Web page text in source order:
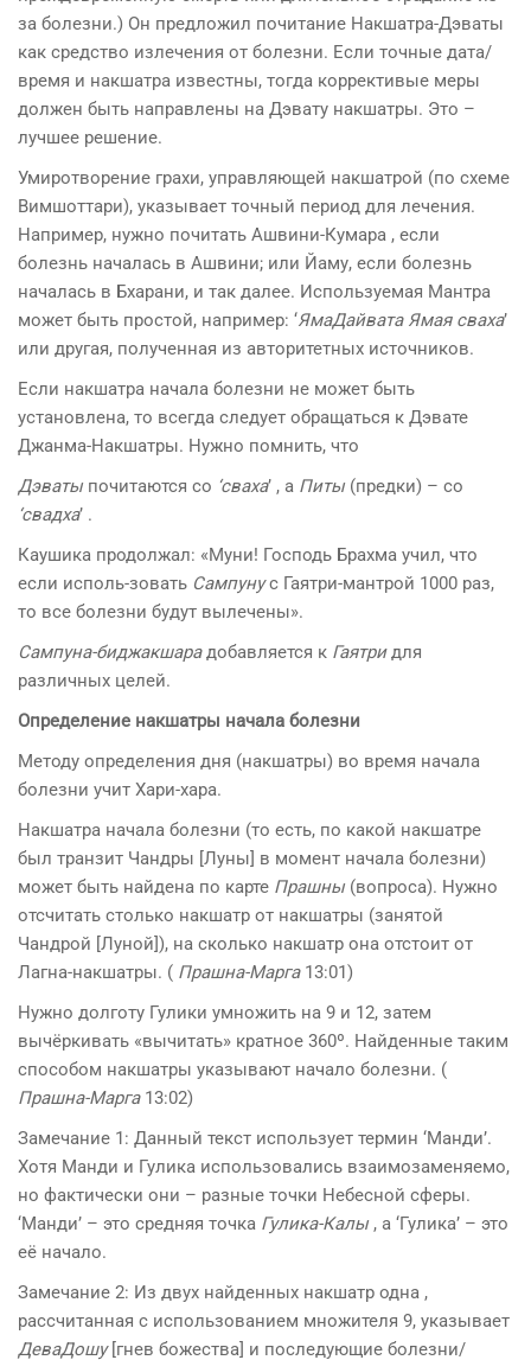
за болезни.) Он предложил почитание Накшатра-Дэваты
как средство излечения от болезни. Если точные дата/
время и накшатра известны, тогда коррективые меры
должен быть направлены на Дэвату накшатры. Это –
лучшее решение.
Умиротворение грахи, управляющей накшатрой (по схеме
Вимшоттари), указывает точный период для лечения.
Например, нужно почитать Ашвини-Кумара , если
болезнь началась в Ашвини; или Йаму, если болезнь
началась в Бхарани, и так далее. Используемая Мантра
может быть простой, например: ‘ЯмаДайвата Ямая сваха’
или другая, полученная из авторитетных источников.
Если накшатра начала болезни не может быть
установлена, то всегда следует обращаться к Дэвате
Джанма-Накшатры. Нужно помнить, что
Дэваты почитаются со ‘сваха’ , а Питы (предки) – со
‘свадха’ .
Каушика продолжал: «Муни! Господь Брахма учил, что
если исполь-зовать Сампунус Гаятри-мантрой 1000 раз,
то все болезни будут вылечены».
Сампуна-биджакшарадобавляется к Гаятридля
различных целей.
Определение накшатры начала болезни
Методу определения дня (накшатры) во время начала
болезни учит Хари-хара.
Накшатра начала болезни (то есть, по какой накшатре
был транзит Чандры [Луны] в момент начала болезни)
может быть найдена по карте Прашны (вопроса). Нужно
отсчитать столько накшатр от накшатры (занятой
Чандрой [Луной]), на сколько накшатр она отстоит от
Лагна-накшатры. ( Прашна-Марга13:01)
Нужно долготу Гулики умножить на 9 и 12, затем
вычёркивать «вычитать» кратное 360º. Найденные таким
способом накшатры указывают начало болезни. (
Прашна-Марга13:02)
Замечание 1: Данный текст использует термин ‘Манди’.
Хотя Манди и Гулика использовались взаимозаменяемо,
но фактически они – разные точки Небесной сферы.
‘Манди’ – это средняя точка Гулика-Калы, а ‘Гулика’ – это
её начало.
Замечание 2: Из двух найденных накшатр одна ,
рассчитанная с использованием множителя 9, указывает
ДеваДошу[гнев божества] и последующие болезни/